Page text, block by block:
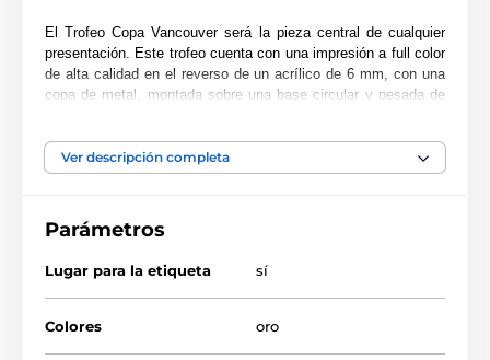
El Trofeo Copa Vancouver será la pieza central de cualquier
presentación. Este trofeo cuenta con una impresión a full color
de alta calidad en el reverso de un acrílico de 6 mm, con una
copa de metal, montada sobre una base circular y pesada de
El trofeo está disponible en tres excelentes tamaños. Además,
el premio incluye una placa adhesiva grabada GRATIS con el
Ver descripción completa
Parámetros
Lugar para la etiqueta sí
Colores oro